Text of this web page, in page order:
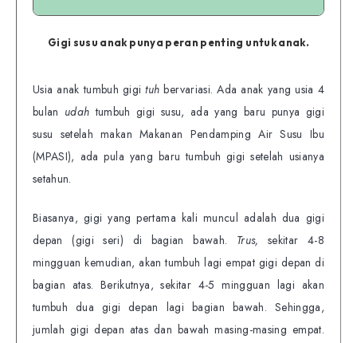
Gigi susu anak punya peran penting untuk anak.
Usia anak tumbuh gigituhbervariasi. Ada anak yang usia 4
bulan udahtumbuh gigi susu, ada yang baru punya gigi
susu setelah makan Makanan Pendamping Air Susu Ibu
(MPASI), ada pula yang baru tumbuh gigi setelah usianya
setahun.
Biasanya, gigi yang pertama kali muncul adalah dua gigi
depan (gigi seri) di bagian bawah. Trus, sekitar 4-8
mingguan kemudian, akan tumbuh lagi empat gigi depan di
bagian atas. Berikutnya, sekitar 4-5 mingguan lagi akan
tumbuh dua gigi depan lagi bagian bawah. Sehingga,
jumlah gigi depan atas dan bawah masing-masing empat.